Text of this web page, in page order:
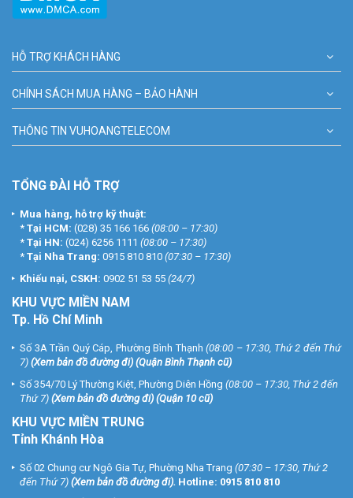
HỖ TRỢ KHÁCH HÀNG
CHÍNH SÁCH MUA HÀNG – BẢO HÀNH
THÔNG TIN VUHOANGTELECOM
TỔNG ĐÀI HỖ TRỢ
Mua hàng, hỗ trợ kỹ thuật:
* Tại HCM: (028) 35 166 166 (08:00 – 17:30)
* Tại HN: (024) 6256 1111 (08:00 – 17:30)
* Tại Nha Trang: 0915 810 810 (07:30 – 17:30)
Khiếu nại, CSKH: 0902 51 53 55 (24/7)
KHU VỰC MIỀN NAM
Tp. Hồ Chí Minh
Số 3A Trần Quý Cáp, Phường Bình Thạnh (08:00 – 17:30, Thứ 2 đến Thứ
7) (Xem bản đồ đường đi) (Quận Bình Thạnh cũ)
Số 354/70 Lý Thường Kiệt, Phường Diên Hồng (08:00 – 17:30, Thứ 2 đến
Thứ 7) (Xem bản đồ đường đi) (Quận 10 cũ)
KHU VỰC MIỀN TRUNG
Tỉnh Khánh Hòa
Số 02 Chung cư Ngô Gia Tự, Phường Nha Trang (07:30 – 17:30, Thứ 2
đến Thứ 7) (Xem bản đồ đường đi). Hotline: 0915 810 810